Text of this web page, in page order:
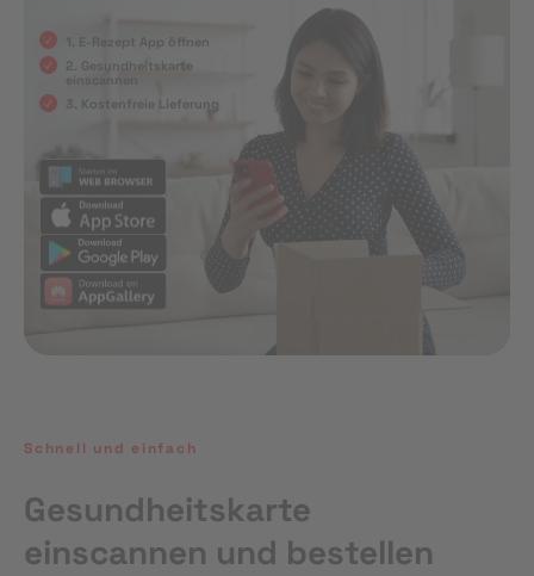
1. E-Rezept App öffnen
2. Gesundheitskarte
einscannen
3. Kostenfreie Lieferung
Schnell und einfach
Gesundheitskarte
einscannen und bestellen